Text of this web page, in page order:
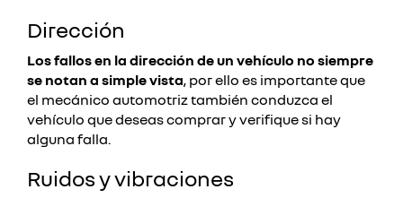
Dirección
Los fallos en la dirección de un vehículo no siempre
se notan a simple vista, por ello es importante que
el mecánico automotriz también conduzca el
vehículo que deseas comprar y verifique si hay
alguna falla.
Ruidos y vibraciones